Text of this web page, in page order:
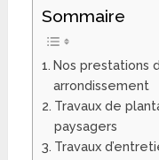
Sommaire
Nos prestations
arrondissement
Travaux de
paysagers
Travaux